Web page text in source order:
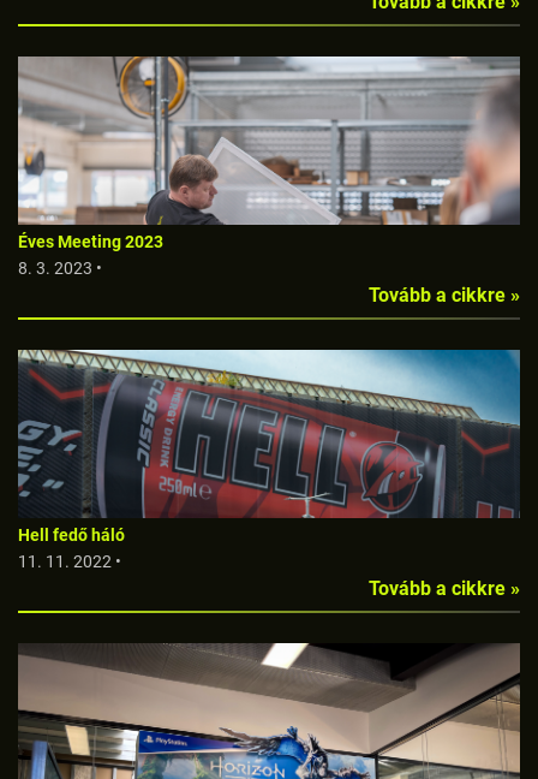
Éves Meeting 2023
8. 3. 2023 •
Tovább a cikkre »
Hell fedő háló
11. 11. 2022 •
Tovább a cikkre »